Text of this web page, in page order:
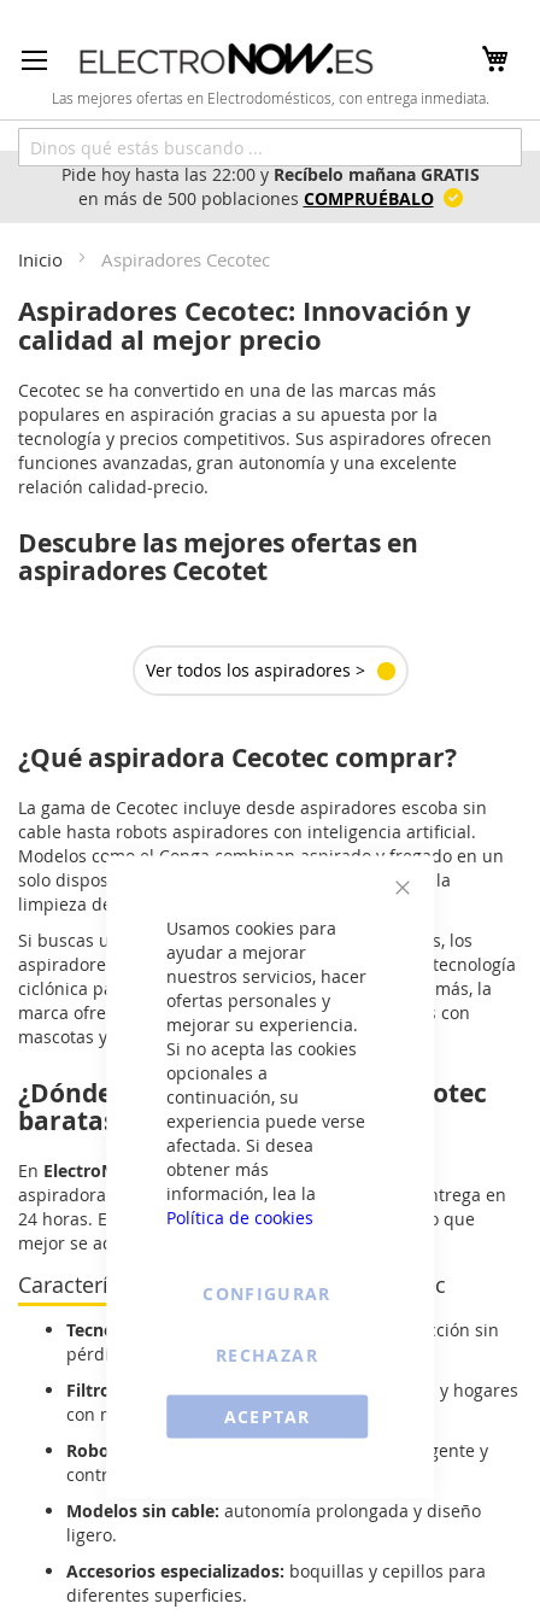
Usamos cookies para
ayudar a mejorar
nuestros servicios, hacer
ofertas personales y
mejorar su experiencia.
Si no acepta las cookies
opcionales a
continuación, su
experiencia puede verse
afectada. Si desea
obtener más
información, lea la
Política de cookies
ACEPTAR
CONFIGURAR
RECHAZAR
al
contenido
Las mejores ofertas en Electrodomésticos, con entrega inmediata.
Pide hoy hasta las 22:00 yRecíbelo mañana GRATIS
en más de 500 poblaciones COMPRUÉBALO
Inicio Aspiradores Cecotec
Aspiradores Cecotec: Innovación y
calidad al mejor precio
Cecotec se ha convertido en una de las marcas más
populares en aspiración gracias a su apuesta por la
tecnología y precios competitivos. Sus aspiradores ofrecen
funciones avanzadas, gran autonomía y una excelente
relación calidad-precio.
Descubre las mejores ofertas en
aspiradores Cecotet
Ver todos los aspiradores >
¿Qué aspiradora Cecotec comprar?
La gama de Cecotec incluye desde aspiradores escoba sin
cable hasta robots aspiradores con inteligencia artificial.
Modelos como el Conga combinan aspirado y fregado en un
solo dispositivo, lo que optimiza el tiempo y mejora la
limpieza del hogar.
Si buscas una solución potente y sin complicaciones, los
aspiradores de trineo sin bolsa de Cecotec utilizan tecnología
ciclónica para una mayor eficiencia de succión. Además, la
marca ofrece opciones especializadas para hogares con
mascotas y superficies difíciles.
¿Dónde comprar aspiradoras Cecotec
baratas?
En ElectroNow
encontrarás las mejores ofertas en
aspiradoras Cecotec con descuentos exclusivos y entrega en
24 horas. Explora nuestro catálogo y elige el modelo que
mejor se adapte a tus necesidades.
Características de los aspiradores Cecotec
Tecnología ciclónica:
máxima potencia de succión sin
pérdida de rendimiento.
Filtros HEPA:ideales para personas alérgicas y hogares
con mascotas.
Robots aspiradores Conga:
con mapeo inteligente y
control por app.
Modelos sin cable: autonomía prolongada y diseño
ligero.
Accesorios especializados: boquillas y cepillos para
diferentes superficies.